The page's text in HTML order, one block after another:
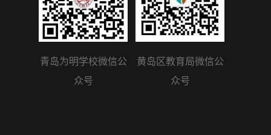
青岛为明学校微信公
众号
黄岛区教育局微信公
众号